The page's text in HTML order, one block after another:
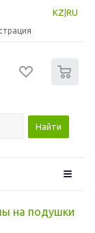
KZ RU
Найти
на подушки